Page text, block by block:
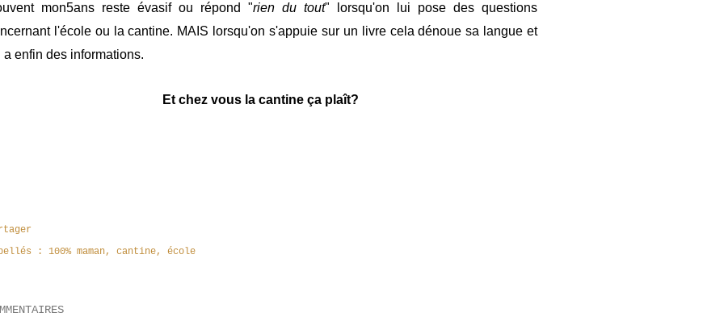
mon5ans reste évasif ou répond "rien du tout" lorsqu'on lui pose des questions
l'école ou la cantine. MAIS lorsqu'on s'appuie sur un livre cela dénoue sa langue et
a enfin des informations.
Et chez vous la cantine ça plaît?
:
100% maman cantine école